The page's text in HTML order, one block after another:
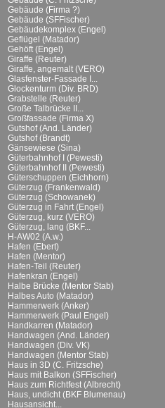
Gebäude (Firma ?)
Gebäude (SFFischer)
Gebäudekomplex (Engel)
Geflügel (Matador)
Gehöft (Engel)
Giraffe (Reuter)
Giraffe, angemalt (VERO)
Glasfenster-Fassade I...
Glockenturm (Div. BRD)
Grabstelle (Reuter)
Große Talbrücke II...
Großfassade (Firma X)
Gutshof (And. Länder)
Gutshof (Brandt)
Gänsewiese (Sina)
Güterbahnhof I (Pewesti)
Güterbahnhof II (Pewesti)
Güterschuppen (Eichhorn)
Güterzug (Frankenwald)
Güterzug (Schowanek)
Güterzug in Fahrt (Engel)
Güterzug, kurz (VERO)
Güterzug, lang (BKF...
H-AW02 (A.w.)
Hafen (Ebert)
Hafen (Mentor)
Hafen-Teil (Reuter)
Hafenkran (Engel)
Halbe Brücke (Mentor Stab)
Halbes Auto (Matador)
Hammerwerk (Anker)
Hammerwerk (Paul Engel)
Handkarren (Matador)
Handwagen (And. Länder)
Handwagen (Div. VK)
Handwagen (Mentor Stab)
Haus in 3D (C. Fritzsche)
Haus mit Balkon (SFFischer)
Haus zum Richtfest (Albrecht)
Haus, undicht (BKF Blumenau)
Hausansicht...